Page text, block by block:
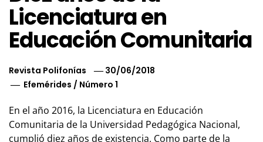
Licenciatura en
Educación Comunitaria
Revista Polifonías
30/06/2018
Efemérides / Número 1
En el año 2016, la Licenciatura en Educación
Comunitaria de la Universidad Pedagógica Nacional,
cumplió diez años de existencia. Como parte de la